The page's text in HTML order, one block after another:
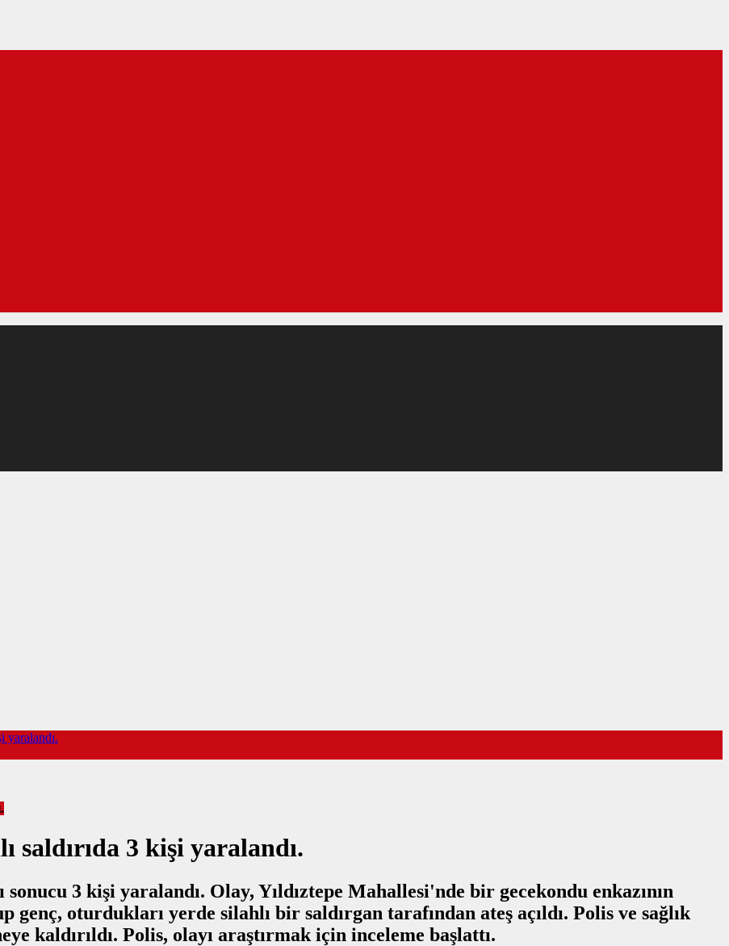
yaralandı.
saldırıda 3 kişi yaralandı.
3 kişi yaralandı. Olay, Yıldıztepe Mahallesi'nde bir gecekondu enkazının
oturdukları yerde silahlı bir saldırgan tarafından ateş açıldı. Polis ve sağlık
kaldırıldı. Polis, olayı araştırmak için inceleme başlattı.